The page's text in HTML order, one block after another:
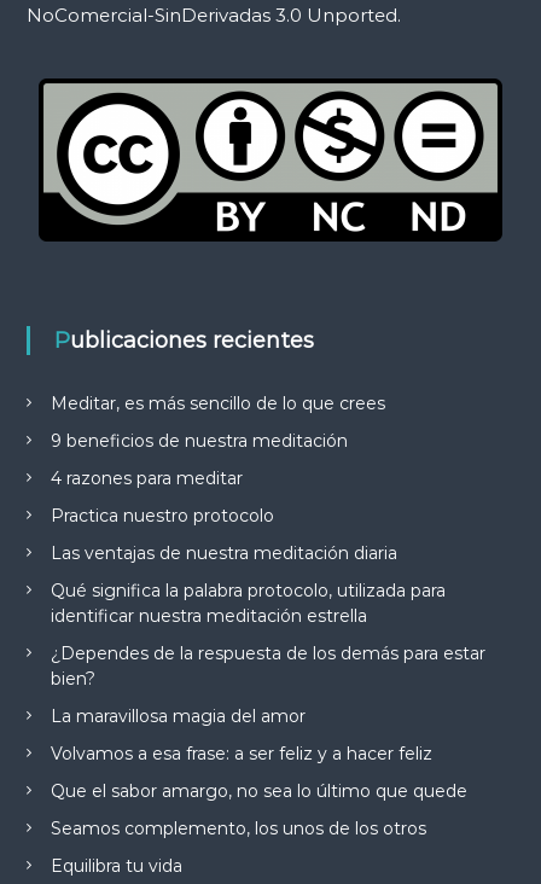
NoComercial-SinDerivadas 3.0 Unported.
Publicaciones recientes
Meditar, es más sencillo de lo que crees
9 beneficios de nuestra meditación
4 razones para meditar
Practica nuestro protocolo
Las ventajas de nuestra meditación diaria
Qué significa la palabra protocolo, utilizada para
identificar nuestra meditación estrella
¿Dependes de la respuesta de los demás para estar
bien?
La maravillosa magia del amor
Volvamos a esa frase: a ser feliz y a hacer feliz
Que el sabor amargo, no sea lo último que quede
Seamos complemento, los unos de los otros
Equilibra tu vida